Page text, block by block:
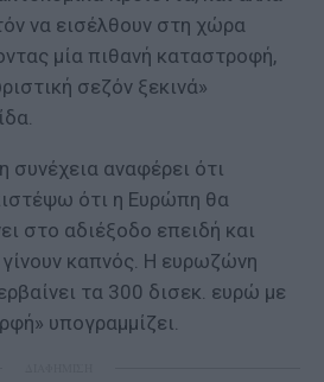
να εισέλθουν στη χώρα
μία πιθανή καταστροφή,
σεζόν ξεκινά»
αναφέρει ότι
ότι η Ευρώπη θα
στο αδιέξοδο επειδή και
καπνός. Η ευρωζώνη
τα 300 δισεκ. ευρώ με
υπογραμμίζει.